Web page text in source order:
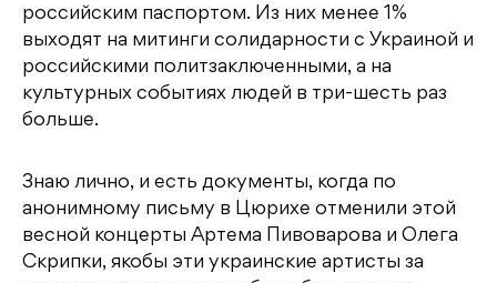
российским паспортом. Из них менее 1%
выходят на митинги солидарности с Украиной и
российскими политзаключенными, а на
культурных событиях людей в три-шесть раз
больше.
Знаю лично, и есть документы, когда по
анонимному письму в Цюрихе отменили этой
весной концерты Артема Пивоварова и Олега
Скрипки, якобы эти украинские артисты за